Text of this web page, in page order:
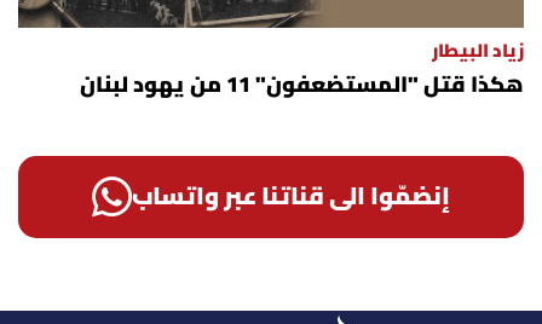
زياد البيطار
هكذا قتل "المستضعفون" 11 من يهود لبنان
إنضمّوا الى قناتنا عبر واتساب